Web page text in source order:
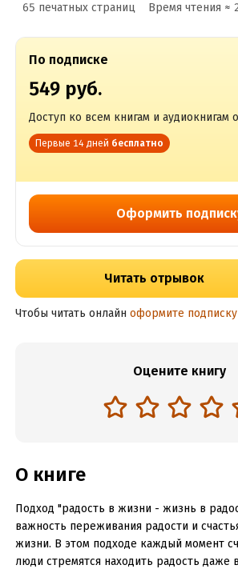
65 печатных страниц Время чтения ≈
По подписке
549 руб.
Доступ ко всем книгам и аудиокнигам
Первые 14 дней бесплатно
Оформить
Читать отрывок
Чтобы читать онлайн оформите подписку
Оцените книгу
О книге
Подход "радость в жизни - жизнь в
важность переживания радости и
жизни. В этом подходе каждый момент
люди стремятся находить радость даже